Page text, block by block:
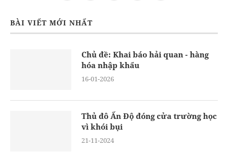
BÀI VIẾT MỚI NHẤT
Chủ đề: Khai báo hải quan - hàng
hóa nhập khẩu
16-01-2026
Thủ đô Ấn Độ đóng cửa trường học
vì khói bụi
21-11-2024